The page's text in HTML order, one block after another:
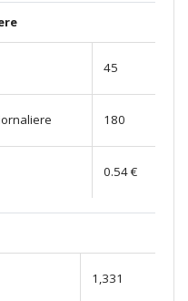
45
180
0.54 €
1,331